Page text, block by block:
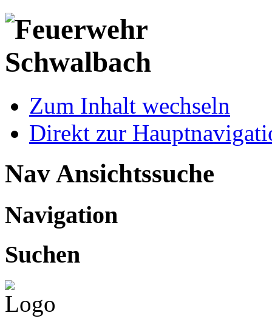
Zum Inhalt wechseln
Direkt zur
Nav Ansichtssuche
Navigation
Suchen